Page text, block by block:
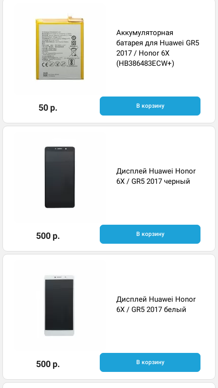
Аккумуляторная
батарея для Huawei GR5
2017 / Honor 6X
(HB386483ECW+)
50 р. В корзину
Дисплей Huawei Honor
6X / GR5 2017 черный
500 р. В корзину
Дисплей Huawei Honor
6X / GR5 2017 белый
500 р. В корзину